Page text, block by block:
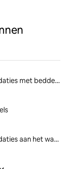
Accommodaties met bedden op toegankelijke hoogte
Accommodaties aan het water